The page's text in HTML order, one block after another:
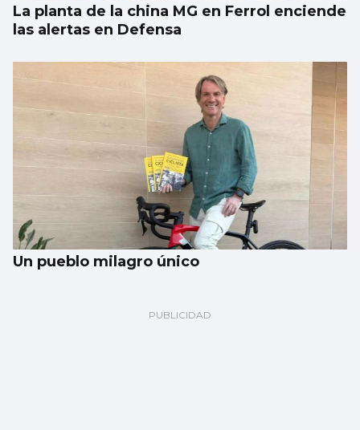
La planta de la china MG en Ferrol enciende
las alertas en Defensa
Un pueblo milagro único